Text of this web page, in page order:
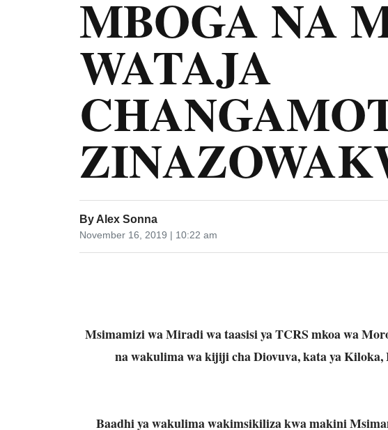
MBOGA NA
WATAJA
By Alex Sonna
November 16, 2019 | 10:22 am
Msimamizi wa Miradi wa taasisi ya TCRS mkoa wa
na wakulima wa kijiji cha Diovuva, kata ya
Baadhi ya wakulima wakimsikiliza kwa makini